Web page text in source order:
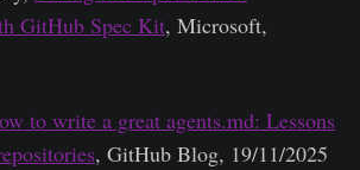
GitHub Spec Kit, Microsoft,
to write a great agents.md: Lessons
, GitHub Blog, 19/11/2025